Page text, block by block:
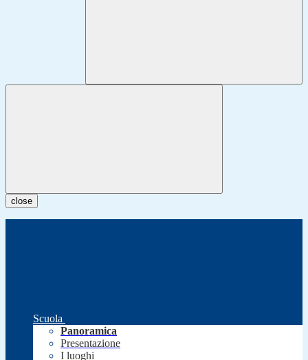
close
Scuola
Panoramica
Presentazione
I luoghi